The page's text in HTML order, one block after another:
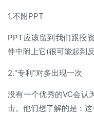
1.不附PPT
PPT应该留到我们跟投
件中附上它(很可能起到
2.“专利”对多出现一次
没有一个优秀的VC会认
击。他们想了解的是：这